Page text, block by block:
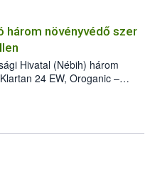
a szlovák
megállítása érdekében.
három növényvédő szer
Hivatal (Nébih) három
24 EW, Oroganic –
a szüretet követően,
91) stádiumáig
a károsító elleni további
ökológiai termesztésben is